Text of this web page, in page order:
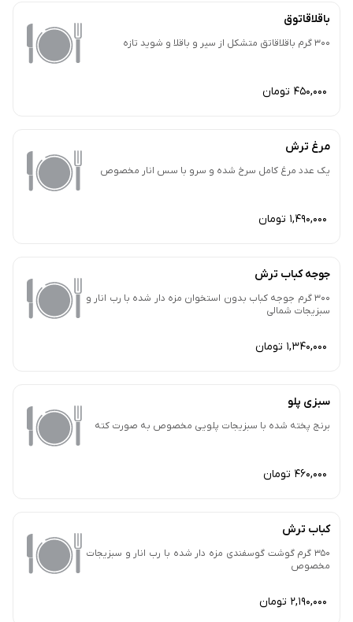
باقلاقاتوق
300 گرم باقلاقاتق متشکل از سیر و باقلا و شوید تازه
450,000 تومان
مرغ ترش
یک عدد مرغ کامل سرخ شده و سرو با سس انار مخصوص
1,490,000 تومان
جوجه کباب ترش
300 گرم جوجه کباب بدون استخوان مزه دار شده با رب انار و
سبزیجات شمالی
1,340,000 تومان
سبزی پلو
برنج پخته شده با سبزیجات پلویی مخصوص به صورت کته
460,000 تومان
کباب ترش
350 گرم گوشت گوسفندی مزه دار شده با رب انار و سبزیجات
مخصوص
2,190,000 تومان